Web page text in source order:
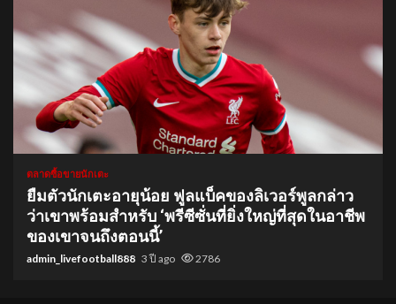
1 min read
ตลาดซื้อขายนักเตะ
ยืมตัวนักเตะอายุน้อย ฟูลแบ็คของลิเวอร์พูลกล่าว
ว่าเขาพร้อมสำหรับ ‘พรีซีซั่นที่ยิ่งใหญ่ที่สุดในอาชีพ
ของเขาจนถึงตอนนี้’
admin_livefootball888 3 ปี ago 2786